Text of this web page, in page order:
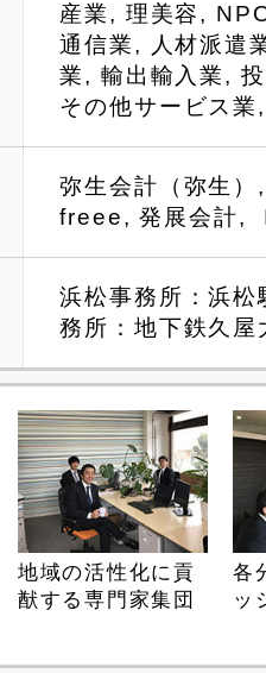
産業, 理美容,
通信業, 人材派遣
業, 輸出輸入業,
その他サービス業
弥生会計（弥生
freee, 発展会計,
浜松事務所：浜松
務所：地下鉄久屋
地域の活性化に貢
猷する専門家集団
各
ッ